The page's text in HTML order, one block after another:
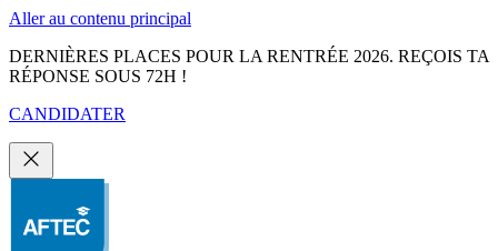
Aller au contenu principal
DERNIÈRES PLACES POUR LA RENTRÉE 2026. REÇOIS TA
RÉPONSE SOUS 72H !
CANDIDATER